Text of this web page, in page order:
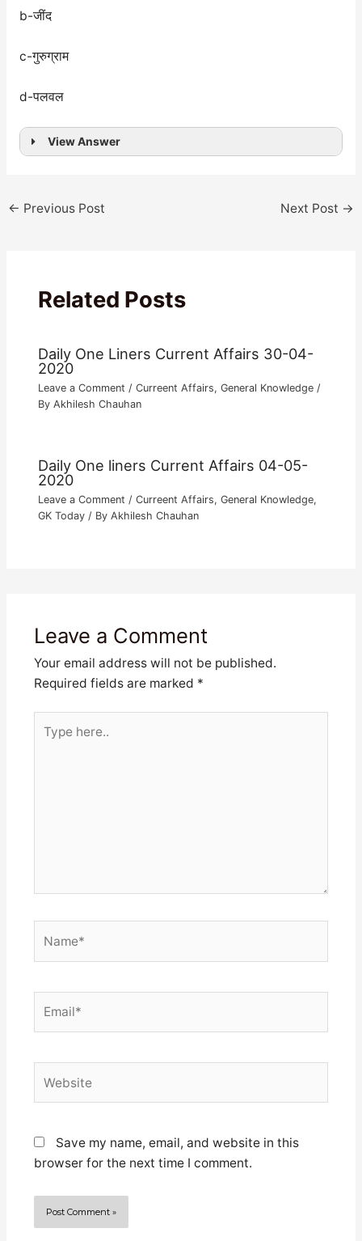
b-जींद
c-गुरुग्राम
d-पलवल
View Answer
← Previous Post Next Post →
Related Posts
Daily One Liners Current Affairs 30-04-
2020
Leave a Comment /Curreent Affairs,General Knowledge /
ByAkhilesh Chauhan
Daily One liners Current Affairs 04-05-
2020
Leave a Comment /Curreent Affairs,General Knowledge,
GK Today / ByAkhilesh Chauhan
Leave a Comment
Your email address will not be published.
Required fields are marked *
here..
Save my name, email, and website in this
browser for the next time I comment.